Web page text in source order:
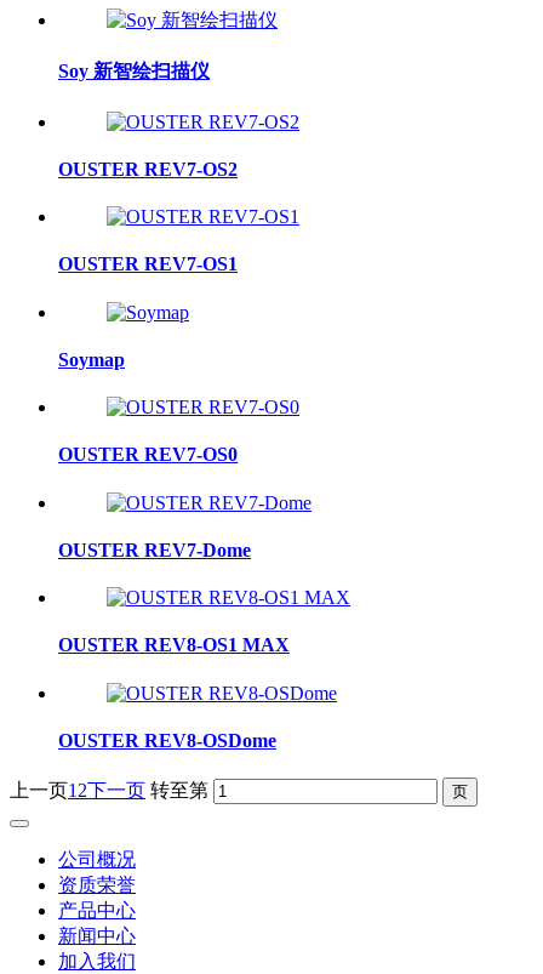
Soy 新智绘扫描仪
OUSTER REV7-OS2
OUSTER REV7-OS1
Soymap
OUSTER REV7-OS0
OUSTER REV7-Dome
OUSTER REV8-OS1 MAX
OUSTER REV8-OSDome
上一页1 2下一页 转至第
公司概况
资质荣誉
产品中心
新闻中心
加入我们